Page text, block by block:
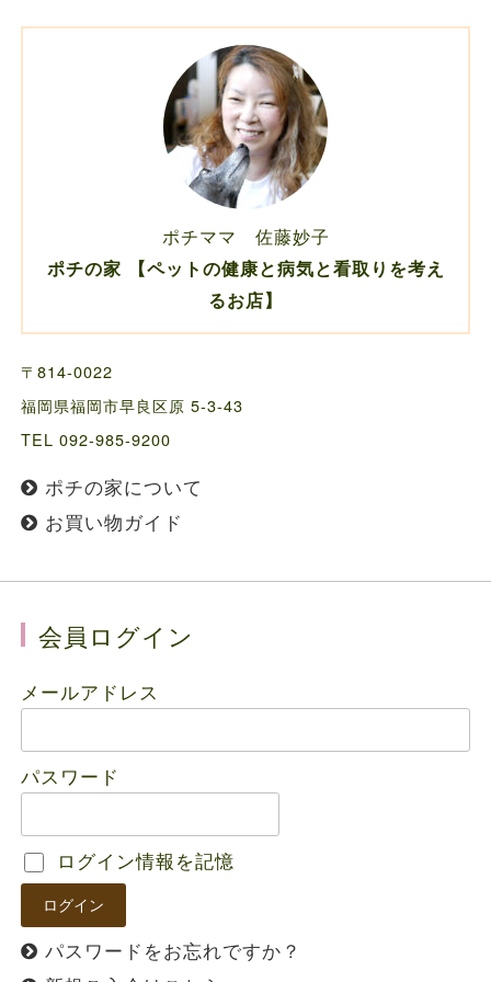
ポチママ 佐藤妙子
ポチの家 【ペットの健康と病気と看取りを考え
るお店】
〒814-0022
福岡県福岡市早良区原 5-3-43
TEL 092-985-9200
ポチの家について
お買い物ガイド
会員ログイン
メールアドレス
パスワード
ログイン情報を記憶
パスワードをお忘れですか？